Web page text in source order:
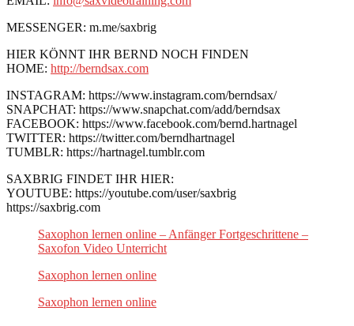
MESSENGER: m.me/saxbrig
HIER KÖNNT IHR BERND NOCH FINDEN
HOME: http://berndsax.com
INSTAGRAM: https://www.instagram.com/berndsax/
SNAPCHAT: https://www.snapchat.com/add/berndsax
FACEBOOK: https://www.facebook.com/bernd.hartnagel
TWITTER: https://twitter.com/berndhartnagel
TUMBLR: https://hartnagel.tumblr.com
SAXBRIG FINDET IHR HIER:
YOUTUBE: https://youtube.com/user/saxbrig
https://saxbrig.com
Saxophon lernen online – Anfänger Fortgeschrittene –
Saxofon Video Unterricht
Saxophon lernen online
Saxophon lernen online